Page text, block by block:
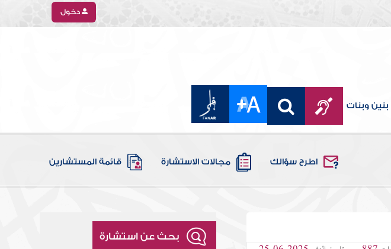
دخول
بنين وبنات
اطرح سؤالك مجالات الاستشارة قائمة المستشارين
بحث عن استشارة